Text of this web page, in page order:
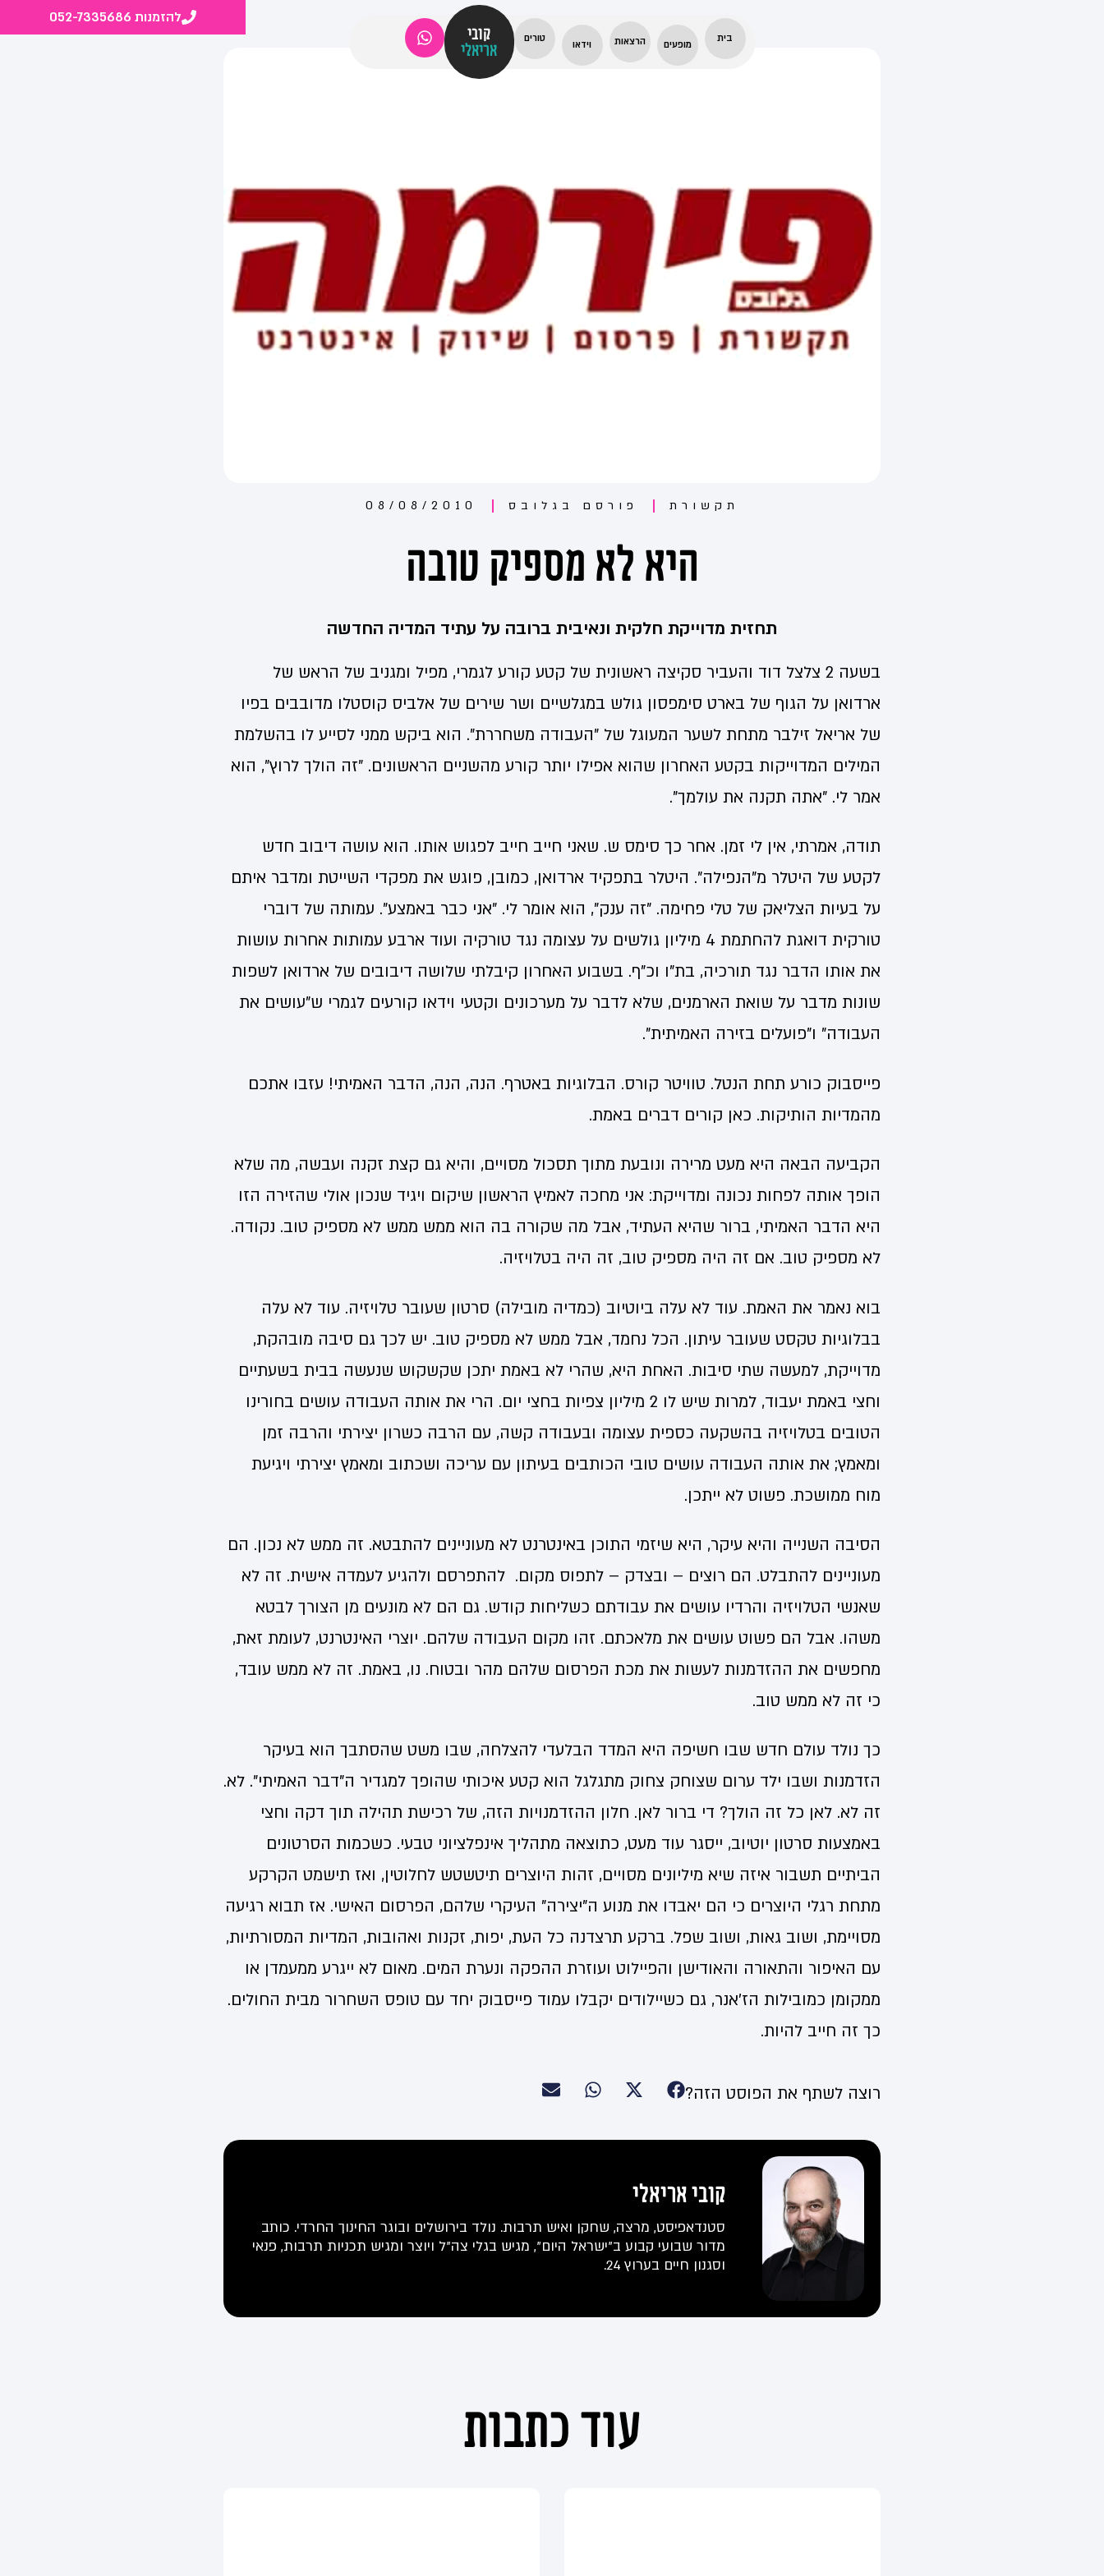
בית
מופעים הרצאות וידאו
טורים
קובי
אריאלי
להזמנות 052-7335686
תקשורת פורסם ב גלובס 08/08/2010
היא לא מספיק טובה
תחזית מדוייקת חלקית ונאיבית ברובה על עתיד המדיה החדשה
בשעה 2 צלצל דוד והעביר סקיצה ראשונית של קטע קורע לגמרי, מפיל ומגניב של הראש של
ארדואן על הגוף של בארט סימפסון גולש במגלשיים ושר שירים של אלביס קוסטלו מדובבים בפיו
של אריאל זילבר מתחת לשער המעוגל של "העבודה משחררת". הוא ביקש ממני לסייע לו בהשלמת
המילים המדוייקות בקטע האחרון שהוא אפילו יותר קורע מהשניים הראשונים. "זה הולך לרוץ", הוא
אמר לי. "אתה תקנה את עולמך".
תודה, אמרתי, אין לי זמן. אחר כך סימס ש. שאני חייב חייב לפגוש אותו. הוא עושה דיבוב חדש
לקטע של היטלר מ"הנפילה". היטלר בתפקיד ארדואן, כמובן, פוגש את מפקדי השייטת ומדבר איתם
על בעיות הצליאק של טלי פחימה. "זה ענק", הוא אומר לי. "אני כבר באמצע". עמותה של דוברי
טורקית דואגת להחתמת 4 מיליון גולשים על עצומה נגד טורקיה ועוד ארבע עמותות אחרות עושות
את אותו הדבר נגד תורכיה, בת"ו וכ"ף. בשבוע האחרון קיבלתי שלושה דיבובים של ארדואן לשפות
שונות מדבר על שואת הארמנים, שלא לדבר על מערכונים וקטעי וידאו קורעים לגמרי ש"עושים את
העבודה" ו"פועלים בזירה האמיתית".
פייסבוק כורע תחת הנטל. טוויטר קורס. הבלוגיות באטרף. הנה, הנה, הדבר האמיתי! עזבו אתכם
מהמדיות הותיקות. כאן קורים דברים באמת.
הקביעה הבאה היא מעט מרירה ונובעת מתוך תסכול מסויים, והיא גם קצת זקנה ועבשה, מה שלא
הופך אותה לפחות נכונה ומדוייקת: אני מחכה לאמיץ הראשון שיקום ויגיד שנכון אולי שהזירה הזו
היא הדבר האמיתי, ברור שהיא העתיד, אבל מה שקורה בה הוא ממש ממש לא מספיק טוב. נקודה.
לא מספיק טוב. אם זה היה מספיק טוב, זה היה בטלויזיה.
בוא נאמר את האמת. עוד לא עלה ביוטיוב (כמדיה מובילה) סרטון שעובר טלויזיה. עוד לא עלה
בבלוגיות טקסט שעובר עיתון. הכל נחמד, אבל ממש לא מספיק טוב. יש לכך גם סיבה מובהקת,
מדוייקת, למעשה שתי סיבות. האחת היא, שהרי לא באמת יתכן שקשקוש שנעשה בבית בשעתיים
וחצי באמת יעבוד, למרות שיש לו 2 מיליון צפיות בחצי יום. הרי את אותה העבודה עושים בחורינו
הטובים בטלויזיה בהשקעה כספית עצומה ובעבודה קשה, עם הרבה כשרון יצירתי והרבה זמן
ומאמץ; את אותה העבודה עושים טובי הכותבים בעיתון עם עריכה ושכתוב ומאמץ יצירתי ויגיעת
מוח ממושכת. פשוט לא ייתכן.
הסיבה השנייה והיא עיקר, היא שיזמי התוכן באינטרנט לא מעוניינים להתבטא. זה ממש לא נכון. הם
מעוניינים להתבלט. הם רוצים – ובצדק – לתפוס מקום. להתפרסם ולהגיע לעמדה אישית. זה לא
שאנשי הטלויזיה והרדיו עושים את עבודתם כשליחות קודש. גם הם לא מונעים מן הצורך לבטא
משהו. אבל הם פשוט עושים את מלאכתם. זהו מקום העבודה שלהם. יוצרי האינטרנט, לעומת זאת,
מחפשים את ההזדמנות לעשות את מכת הפרסום שלהם מהר ובטוח. נו, באמת. זה לא ממש עובד,
כי זה לא ממש טוב.
כך נולד עולם חדש שבו חשיפה היא המדד הבלעדי להצלחה, שבו משט שהסתבך הוא בעיקר
הזדמנות ושבו ילד ערום שצוחק צחוק מתגלגל הוא קטע איכותי שהופך למגדיר ה"דבר האמיתי". לא.
זה לא. לאן כל זה הולך? די ברור לאן. חלון ההזדמנויות הזה, של רכישת תהילה תוך דקה וחצי
באמצעות סרטון יוטיוב, ייסגר עוד מעט, כתוצאה מתהליך אינפלציוני טבעי. כשכמות הסרטונים
הביתיים תשבור איזה שיא מיליונים מסויים, זהות היוצרים תיטשטש לחלוטין, ואז תישמט הקרקע
מתחת רגלי היוצרים כי הם יאבדו את מנוע ה"יצירה" העיקרי שלהם, הפרסום האישי. אז תבוא רגיעה
מסויימת, ושוב גאות, ושוב שפל. ברקע תרצדנה כל העת, יפות, זקנות ואהובות, המדיות המסורתיות,
עם האיפור והתאורה והאודישן והפיילוט ועוזרת ההפקה ונערת המים. מאום לא ייגרע ממעמדן או
ממקומן כמובילות הז'אנר, גם כשיילודים יקבלו עמוד פייסבוק יחד עם טופס השחרור מבית החולים.
כך זה חייב להיות.
רוצה לשתף את הפוסט הזה?
קובי אריאלי
סטנדאפיסט, מרצה, שחקן ואיש תרבות. נולד בירושלים ובוגר החינוך החרדי. כותב
מדור שבועי קבוע ב"ישראל היום", מגיש בגלי צה"ל ויוצר ומגיש תכניות תרבות, פנאי
וסגנון חיים בערוץ 24.
עוד כתבות